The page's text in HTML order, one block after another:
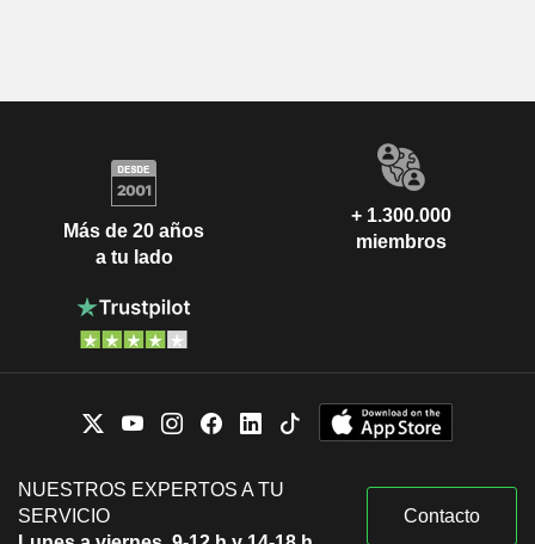
Más de 20 años
a tu lado
+ 1.300.000
miembros
NUESTROS EXPERTOS A TU
SERVICIO
Contacto